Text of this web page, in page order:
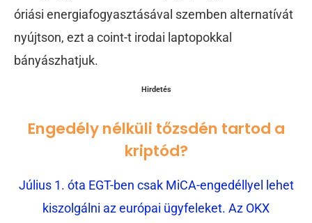
óriási energiafogyasztásával szemben alternatívát
nyújtson, ezt a coint-t irodai laptopokkal
bányászhatjuk.
Hirdetés
Engedély nélküli tőzsdén tartod a
kriptód?
Július 1. óta EGT-ben csak MiCA-engedéllyel lehet
kiszolgálni az európai ügyfeleket. Az OKX